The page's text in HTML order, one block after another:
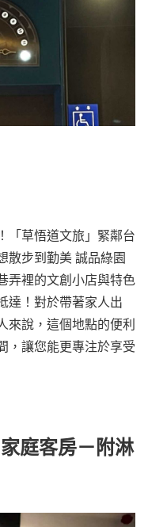
「草悟道文旅」緊鄰台
步到勤美 誠品綠園
弄裡的文創小店與特色
達！對於帶著家人出
來說，這個地點的便利
，讓您能更專注於享受
庭客房－附淋